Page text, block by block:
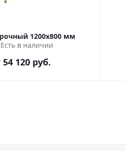
1200х800 мм
Есть в наличии
54 120 руб.